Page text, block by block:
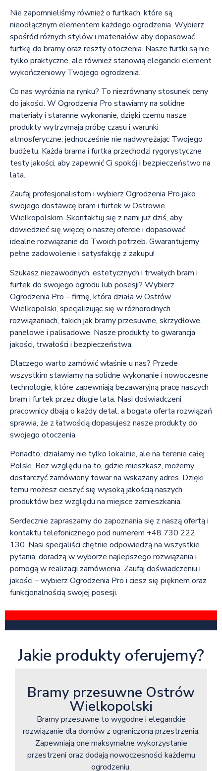
Nie zapomnieliśmy również o furtkach, które są
nieodłącznym elementem każdego ogrodzenia. Wybierz
spośród różnych stylów i materiałów, aby dopasować
furtkę do bramy oraz reszty otoczenia. Nasze furtki są nie
tylko praktyczne, ale również stanowią elegancki element
wykończeniowy Twojego ogrodzenia.
Co nas wyróżnia na rynku? To niezrównany stosunek ceny
do jakości. W Ogrodzenia Pro stawiamy na solidne
materiały i staranne wykonanie, dzięki czemu nasze
produkty wytrzymają próbę czasu i warunki
atmosferyczne, jednocześnie nie nadwyrężając Twojego
budżetu. Każda brama i furtka przechodzi rygorystyczne
testy jakości, aby zapewnić Ci spokój i bezpieczeństwo na
lata.
Zaufaj profesjonalistom i wybierz Ogrodzenia Pro jako
swojego dostawcę bram i furtek w Ostrowie
Wielkopolskim. Skontaktuj się z nami już dziś, aby
dowiedzieć się więcej o naszej ofercie i dopasować
idealne rozwiązanie do Twoich potrzeb. Gwarantujemy
pełne zadowolenie i satysfakcję z zakupu!
Szukasz niezawodnych, estetycznych i trwałych bram i
furtek do swojego ogrodu lub posesji? Wybierz
Ogrodzenia Pro – firmę, która działa w Ostrów
Wielkopolski, specjalizując się w różnorodnych
rozwiązaniach, takich jak bramy przesuwne, skrzydłowe,
panelowe i palisadowe. Nasze produkty to gwarancja
jakości, trwałości i bezpieczeństwa.
Dlaczego warto zamówić właśnie u nas? Przede
wszystkim stawiamy na solidne wykonanie i nowoczesne
technologie, które zapewniają bezawaryjną pracę naszych
bram i furtek przez długie lata. Nasi doświadczeni
pracownicy dbają o każdy detal, a bogata oferta rozwiązań
sprawia, że z łatwością dopasujesz nasze produkty do
swojego otoczenia.
Ponadto, działamy nie tylko lokalnie, ale na terenie całej
Polski. Bez względu na to, gdzie mieszkasz, możemy
dostarczyć zamówiony towar na wskazany adres. Dzięki
temu możesz cieszyć się wysoką jakością naszych
produktów bez względu na miejsce zamieszkania.
Serdecznie zapraszamy do zapoznania się z naszą ofertą i
kontaktu telefonicznego pod numerem +48 730 222
130. Nasi specjaliści chętnie odpowiedzą na wszystkie
pytania, doradzą w wyborze najlepszego rozwiązania i
pomogą w realizacji zamówienia. Zaufaj doświadczeniu i
jakości – wybierz Ogrodzenia Pro i ciesz się pięknem oraz
funkcjonalnością swojej posesji.
Jakie produkty oferujemy?
Bramy przesuwne Ostrów
Wielkopolski
Bramy przesuwne to wygodne i eleganckie
rozwiązanie dla domów z ograniczoną przestrzenią.
Zapewniają one maksymalne wykorzystanie
przestrzeni oraz dodają nowoczesności każdemu
ogrodzeniu.